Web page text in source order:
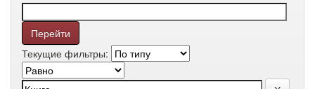
Текущие фильтры: